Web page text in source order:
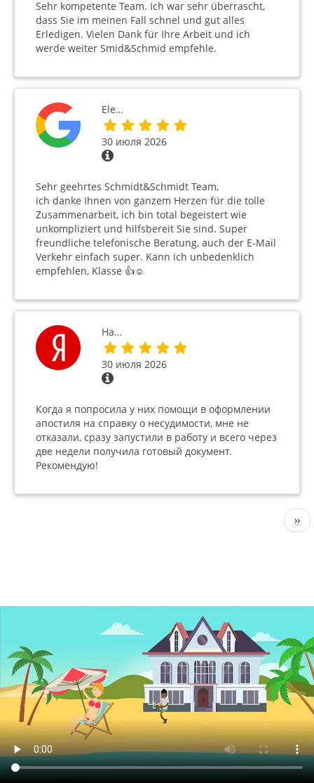
Sehr kompetente Team. Ich war sehr überrascht,
dass Sie im meinen Fall schnel und gut alles
Erledigen. Vielen Dank für Ihre Arbeit und ich
werde weiter Smid&Schmid empfehle.
Ele…
30 июля 2026
Sehr geehrtes Schmidt&Schmidt Team,
ich danke Ihnen von ganzem Herzen für die tolle
Zusammenarbeit, ich bin total begeistert wie
unkompliziert und hilfsbereit Sie sind. Super
freundliche telefonische Beratung, auch der E-Mail
Verkehr einfach super. Kann ich unbedenklich
empfehlen, Klasse 👍☺️
На…
30 июля 2026
Когда я попросила у них помощи в оформлении
апостиля на справку о несудимости, мне не
отказали, сразу запустили в работу и всего через
две недели получила готовый документ.
Рекомендую!
››